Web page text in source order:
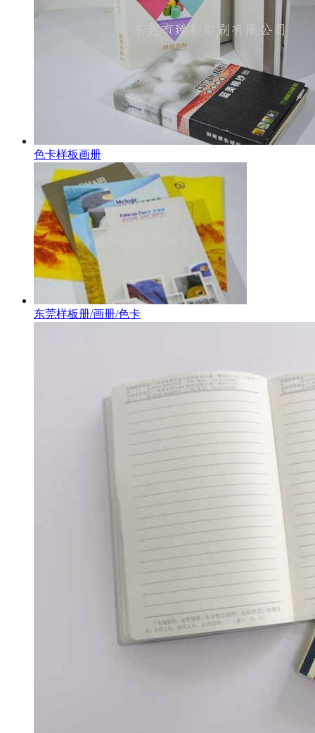
色卡样板画册
东莞样板册/画册/色卡